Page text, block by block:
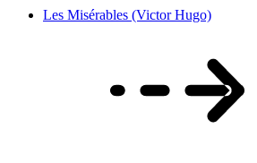
Les Misérables (Victor Hugo)